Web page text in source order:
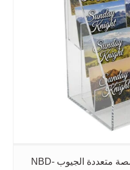
حاملات كتيبات أكريليك مخصصة متعددة الجيوب NBD-